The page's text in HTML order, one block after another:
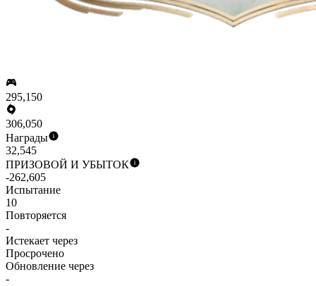
295,150
306,050
Награды
32,545
ПРИЗОВОЙ И УБЫТОК
-262,605
Испытание
10
Повторяется
-
Истекает через
Просрочено
Обновление через
-